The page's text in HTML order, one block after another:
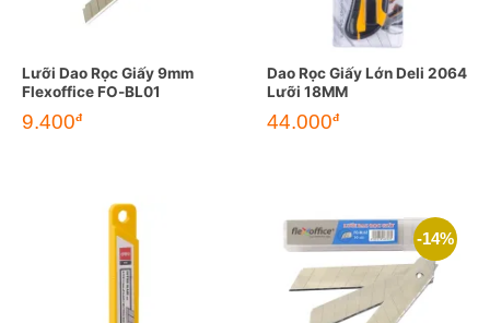
Lưỡi Dao Rọc Giấy 9mm
Flexoffice FO-BL01
9.400đ
Dao Rọc Giấy Lớn Deli 2064
Lưỡi 18MM
44.000đ
-14%